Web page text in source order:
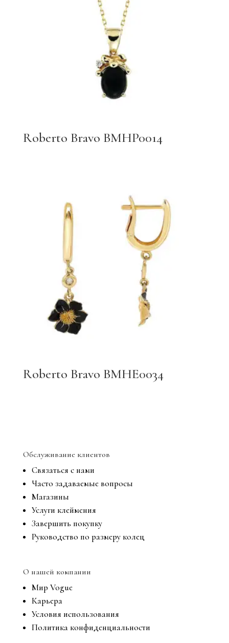
Roberto Bravo BMHP0014
Roberto Bravo BMHE0034
Обслуживание клиентов
Связаться с нами
Часто задаваемые вопросы
Магазины
Услуги клеймения
Завершить покупку
Руководство по размеру колец
О нашей компании
Мир Vogue
Карьера
Условия использования
Политика конфиденциальности